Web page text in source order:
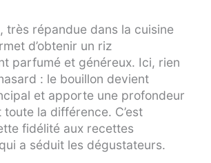
très répandue dans la cuisine
d’obtenir un riz
parfumé et généreux. Ici, rien
: le bouillon devient
et apporte une profondeur
la différence. C’est
fidélité aux recettes
a séduit les dégustateurs.